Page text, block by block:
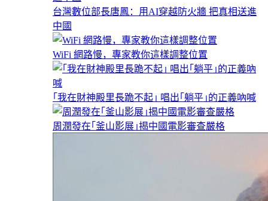
台灣數位部長唐鳳：用AI穿越防火牆 把真相送進
中國
WiFi 網路慢，專家教你這樣調整位置
｢我在財神殿里長跪不起｣ 唱出｢躺平｣的正義吶喊
周潤發在｢釜山影展｣揭中國電影審查嚴格